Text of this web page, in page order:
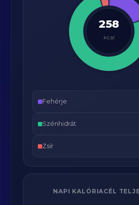
258
kcal
Fehérje
Szénhidrát
Zsír
NAPI KALÓRIACÉL